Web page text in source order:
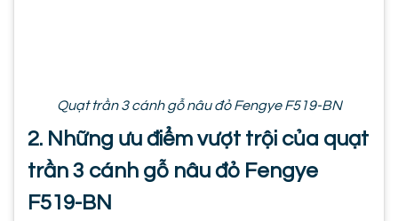
Quạt trần 3 cánh gỗ nâu đỏ Fengye F519-BN
2. Những ưu điểm vượt trội của quạt
trần 3 cánh gỗ nâu đỏ Fengye
F519-BN